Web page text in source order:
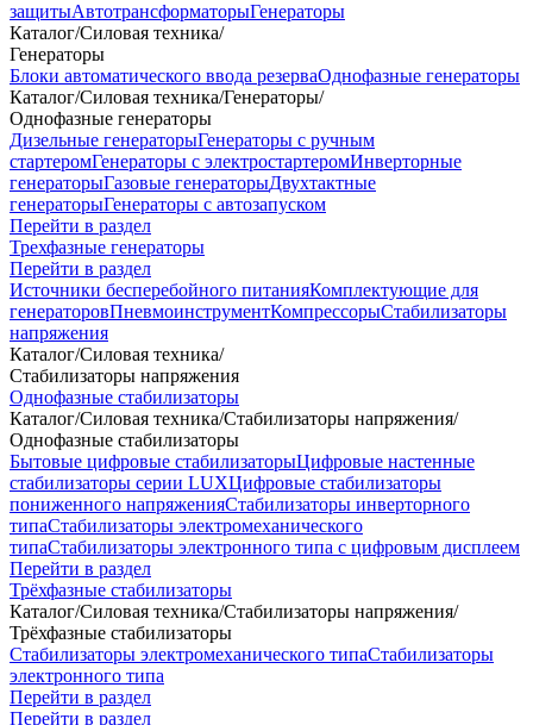
защитыАвтотрансформаторыГенераторы
Каталог/Силовая техника/
Генераторы
Блоки автоматического ввода резерваОднофазные генераторы
Каталог/Силовая техника/Генераторы/
Однофазные генераторы
Дизельные генераторыГенераторы с ручным
стартеромГенераторы с электростартеромИнверторные
генераторыГазовые генераторыДвухтактные
генераторыГенераторы с автозапуском
Перейти в раздел
Трехфазные генераторы
Перейти в раздел
Источники бесперебойного питанияКомплектующие для
генераторовПневмоинструментКомпрессорыСтабилизаторы
напряжения
Каталог/Силовая техника/
Стабилизаторы напряжения
Однофазные стабилизаторы
Каталог/Силовая техника/Стабилизаторы напряжения/
Однофазные стабилизаторы
Бытовые цифровые стабилизаторыЦифровые настенные
стабилизаторы серии LUXЦифровые стабилизаторы
пониженного напряженияСтабилизаторы инверторного
типаСтабилизаторы электромеханического
типаСтабилизаторы электронного типа с цифровым дисплеем
Перейти в раздел
Трёхфазные стабилизаторы
Каталог/Силовая техника/Стабилизаторы напряжения/
Трёхфазные стабилизаторы
Стабилизаторы электромеханического типаСтабилизаторы
электронного типа
Перейти в раздел
Перейти в раздел